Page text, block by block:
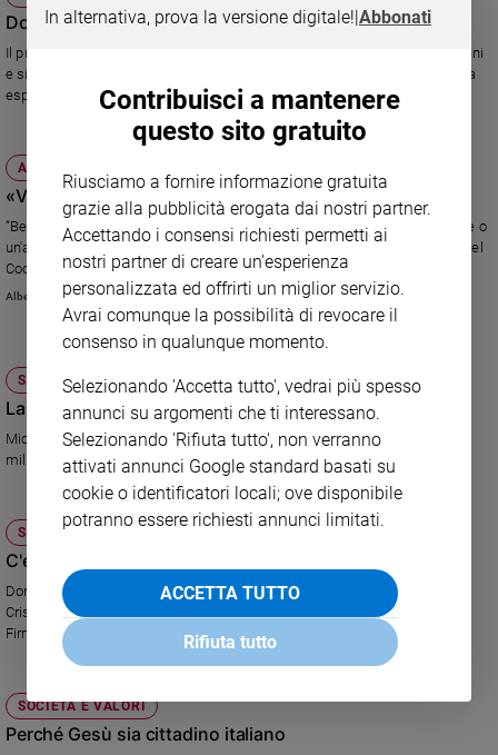
Policy
Contatti
Pubblicità
Registrati
Redazione
Social
Don Albanesi: io, uomo privilegiato
Il prete "di strada", presidente della comunità di Capodarco compie 70 anni
e si racconta in una autobiografia poco "politically correct" . Dalla sofferta
esperienza nel seminario, al complicato incontro con Dio. Fino alle
esperienze accanto ai diseredati. Don Vinicio non fa sconti a se stesso né
ATTUALITÀ
«Venga da noi a scontare la pena»
“Berlusconi venga a scontare la sua condanna in una cooperativa sociale o
un'associazione del Cnca”, dichiara Don Armando Zappolini, presidente del
Coordinamento nazionale comunità di accoglienza.
Alberto Chiara
SOCIETÀ E VALORI
La tecnologia che aiuta chi aiuta
Microsoft regala software per 3 milioni in dollari al non profit italiano: 1,4
milioni aspettano richiedenti entro l'anno.
SOCIETÀ E VALORI
C'era una volta il welfare
Don Albanesi, don Ciotti, don Mazzi e don Zappolini affidano a Famiglia
Cristiana un appello per fermare i tagli che mortificano lo stato sociale.
Firmalo anche tu.
SOCIETÀ E VALORI
Perché Gesù sia cittadino italiano
In alternativa, prova la versione digitale!|Abbonati
Contribuisci a mantenere
questo sito gratuito
Riusciamo a fornire informazione gratuita
grazie alla pubblicità erogata dai nostri partner.
Accettando i consensi richiesti permetti ai
nostri partner di creare un'esperienza
personalizzata ed offrirti un miglior servizio.
Avrai comunque la possibilità di revocare il
consenso in qualunque momento.
Selezionando 'Accetta tutto', vedrai più spesso
annunci su argomenti che ti interessano.
Selezionando 'Rifiuta tutto', non verranno
attivati annunci Google standard basati su
cookie o identificatori locali; ove disponibile
potranno essere richiesti annunci limitati.
ACCETTA TUTTO
Rifiuta tutto